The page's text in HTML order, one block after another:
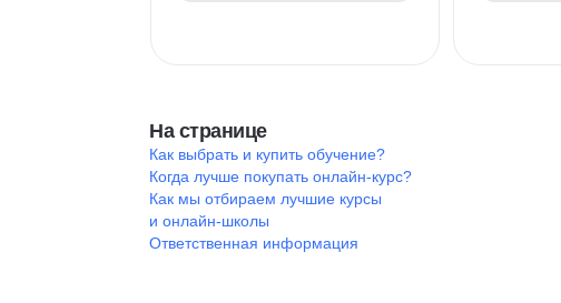
На странице
Как выбрать и купить обучение?
Когда лучше покупать онлайн-курс?
Как мы отбираем лучшие курсы
и онлайн-школы
Ответственная информация